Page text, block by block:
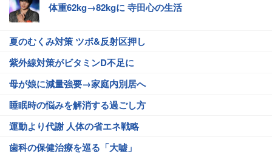
体重62kg→82kgに 寺田心の生活
夏のむくみ対策 ツボ&反射区押し
紫外線対策がビタミンD不足に
母が娘に減量強要→家庭内別居へ
睡眠時の悩みを解消する過ごし方
運動より代謝 人体の省エネ戦略
歯科の保健治療を巡る「大嘘」